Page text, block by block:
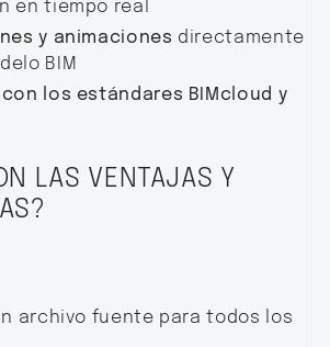
en tiempo real
y animaciones directamente
BIM
los estándares BIMcloud y
LAS VENTAJAS Y
archivo fuente para todos los